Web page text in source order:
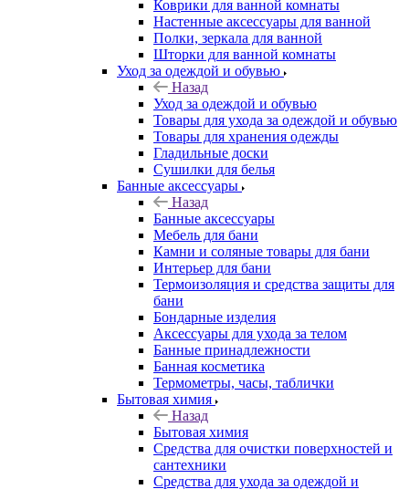
Коврики для ванной комнаты
Настенные аксессуары для ванной
Полки, зеркала для ванной
Шторки для ванной комнаты
Уход за одеждой и обувью
Назад
Уход за одеждой и обувью
Товары для ухода за одеждой и обувью
Товары для хранения одежды
Гладильные доски
Сушилки для белья
Банные аксессуары
Назад
Банные аксессуары
Мебель для бани
Камни и соляные товары для бани
Интерьер для бани
Термоизоляция и средства защиты для
бани
Бондарные изделия
Аксеcсуары для ухода за телом
Банные принадлежности
Банная косметика
Термометры, часы, таблички
Бытовая химия
Назад
Бытовая химия
Средства для очистки поверхностей и
сантехники
Средства для ухода за одеждой и